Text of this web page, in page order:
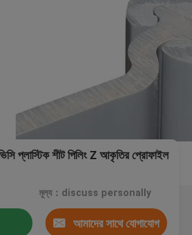
প্লাস্টিক শীট পিলিং Z আকৃতির প্রোফাইল
মূল্য：discuss personally
আমাদের সাথে যোগাযোগ